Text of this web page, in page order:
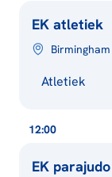
EK atletiek
Birmingham
Atletiek
12:00
EK parajudo